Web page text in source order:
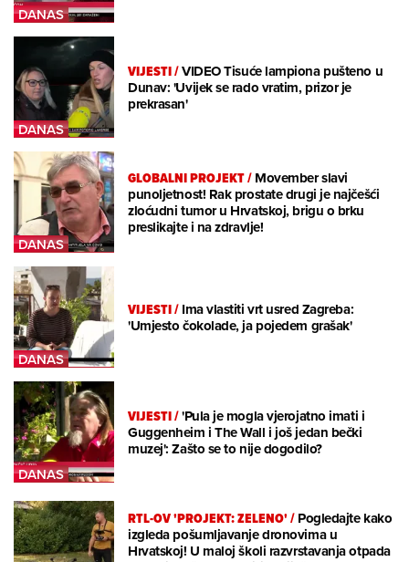
VIJESTI/VIDEO Tisuće lampiona pušteno u
Dunav: 'Uvijek se rado vratim, prizor je
prekrasan'
GLOBALNI PROJEKT/Movember slavi
punoljetnost! Rak prostate drugi je najčešći
zloćudni tumor u Hrvatskoj, brigu o brku
preslikajte i na zdravlje!
VIJESTI/Ima vlastiti vrt usred Zagreba:
'Umjesto čokolade, ja pojedem grašak'
VIJESTI/'Pula je mogla vjerojatno imati i
Guggenheim i The Wall i još jedan bečki
muzej': Zašto se to nije dogodilo?
RTL-OV 'PROJEKT: ZELENO'/Pogledajte kako
izgleda pošumljavanje dronovima u
Hrvatskoj! U maloj školi razvrstavanja otpada